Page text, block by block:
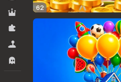
RPG
62